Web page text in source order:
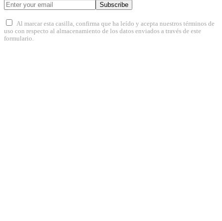
Subscribe
Al marcar esta casilla, confirma que ha leído y acepta nuestros términos de
uso con respecto al almacenamiento de los datos enviados a través de este
formulario.